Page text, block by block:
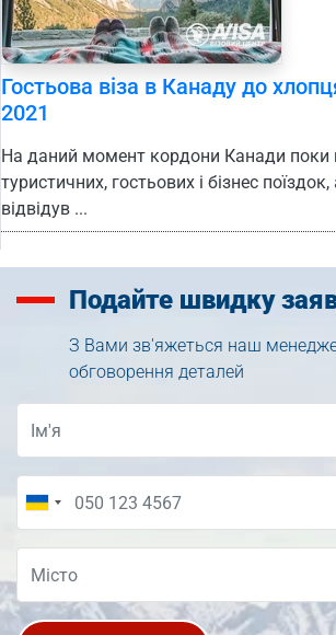
Гостьова віза в Канаду до
2021
На даний момент кордони Канади поки
туристичних, гостьових і бізнес поїздок,
відвідув ...
Подайте швидку
З Вами зв'яжеться наш
обговорення деталей